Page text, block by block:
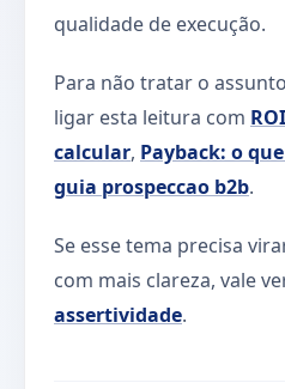
qualidade de execução.
Para não tratar o
ligar esta leitura com
calcular, Payback: o
guia prospeccao b2b.
Se esse tema precisa
com mais clareza, vale
assertividade.